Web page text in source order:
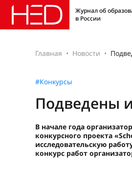
Журнал об
в России
Главная Новости
#Конкурсы
Подведены
В начале года
конкурсного проекта
исследовательскую
конкурс работ